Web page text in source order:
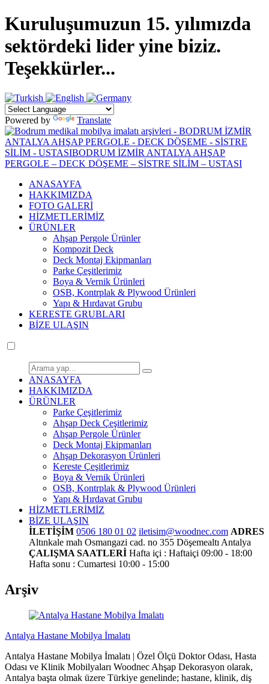
Kuruluşumuzun 15. yılımızda
sektördeki lider yine biziz.
Teşekkürler...
Powered by Translate
ANASAYFA
HAKKIMIZDA
FOTO GALERİ
HİZMETLERİMİZ
ÜRÜNLER
Ahşap Pergole Ürünler
Kompozit Deck
Deck Montaj Ekipmanları
Parke Çeşitlerimiz
Boya & Vernik Ürünleri
OSB, Kontrplak & Plywood Ürünleri
Yapı & Hırdavat Grubu
KERESTE GRUBLARI
BİZE ULAŞIN
ANASAYFA
HAKKIMIZDA
ÜRÜNLER
Parke Çeşitlerimiz
Ahşap Deck Çeşitlerimiz
Ahşap Pergole Ürünler
Deck Montaj Ekipmanları
Ahşap Dekorasyon Ürünleri
Kereste Çeşitlerimiz
Boya & Vernik Ürünleri
OSB, Kontrplak & Plywood Ürünleri
Yapı & Hırdavat Grubu
HİZMETLERİMİZ
BİZE ULAŞIN
İLETİŞİM 0506 180 01 02 iletisim@woodnec.com ADRES
Altınkale mah Osmangazi cad. no 355 Döşemealtı Antalya
ÇALIŞMA SAATLERİ Hafta içi : Haftaiçi 09:00 - 18:00
Hafta sonu : Cumartesi 10:00 - 15:00
Arşiv
Antalya Hastane Mobilya İmalatı
Antalya Hastane Mobilya İmalatı | Özel Ölçü Doktor Odası, Hasta
Odası ve Klinik Mobilyaları Woodnec Ahşap Dekorasyon olarak,
Antalya başta olmak üzere Türkiye genelinde; hastane, klinik, diş